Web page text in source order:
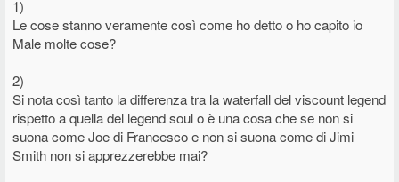
1)
Le cose stanno veramente così come ho detto o ho capito io
Male molte cose?
2)
Si nota così tanto la differenza tra la waterfall del viscount legend
rispetto a quella del legend soul o è una cosa che se non si
suona come Joe di Francesco e non si suona come di Jimi
Smith non si apprezzerebbe mai?